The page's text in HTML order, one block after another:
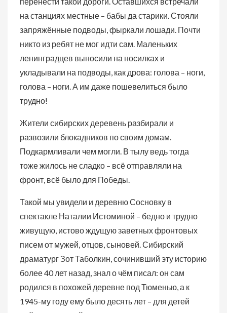
на станциях местные – бабы да старики. Стояли
запряжённые подводы, фыркали лошади. Почти
никто из ребят не мог идти сам. Маленьких
ленинградцев выносили на носилках и
укладывали на подводы, как дрова: голова – ноги,
голова – ноги. А им даже пошевелиться было
трудно!
Жители сибирских деревень разбирали и
развозили блокадников по своим домам.
Подкармливали чем могли. В тылу ведь тогда
тоже жилось не сладко – всё отправляли на
фронт, всё было для Победы.
Такой мы увидели и деревню Сосновку в
спектакле Наталии Истоминой – бедно и трудно
живущую, истово ждущую заветных фронтовых
писем от мужей, отцов, сыновей. Сибирский
драматург Зот Таболкин, сочинивший эту историю
более 40 лет назад, знал о чём писал: он сам
родился в похожей деревне под Тюменью, а к
1945-му году ему было десять лет – для детей